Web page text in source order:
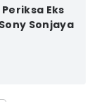
Eks
Sonjaya